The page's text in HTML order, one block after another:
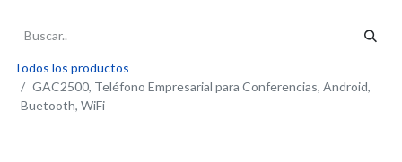
Todos los productos
GAC2500, Teléfono Empresarial para Conferencias, Android,
Buetooth, WiFi